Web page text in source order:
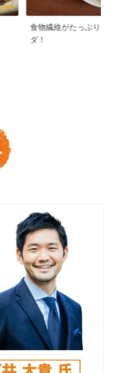
食物繊維がたっぷり！
ダ！